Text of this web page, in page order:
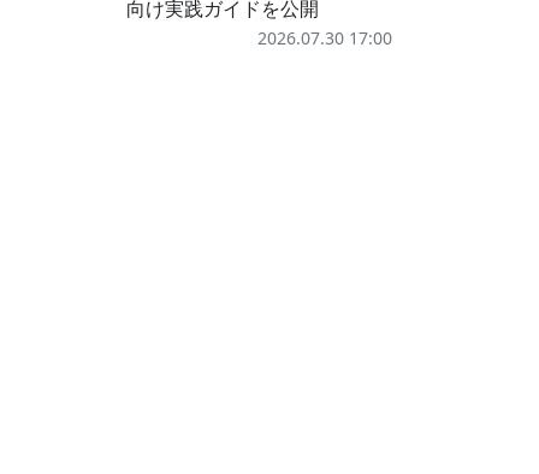
向け実践ガイドを公開
2026.07.30 17:00